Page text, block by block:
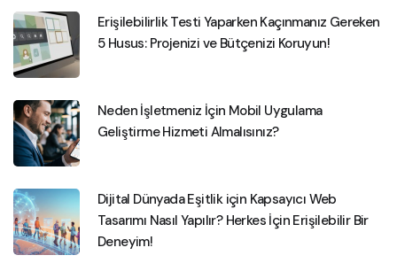
Erişilebilirlik Testi Yaparken Kaçınmanız Gereken
5 Husus: Projenizi ve Bütçenizi Koruyun!
Neden İşletmeniz İçin Mobil Uygulama
Geliştirme Hizmeti Almalısınız?
Dijital Dünyada Eşitlik için Kapsayıcı Web
Tasarımı Nasıl Yapılır? Herkes İçin Erişilebilir Bir
Deneyim!